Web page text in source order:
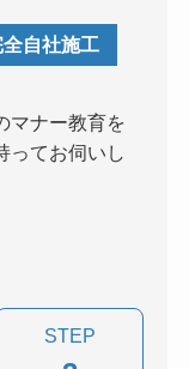
自社施工
マナー教育を
ってお伺いし
STEP